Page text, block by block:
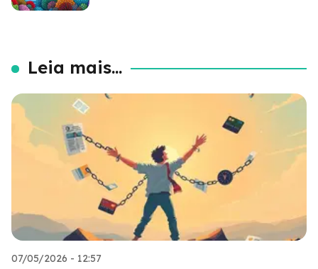
Leia mais...
07/05/2026 - 12:57